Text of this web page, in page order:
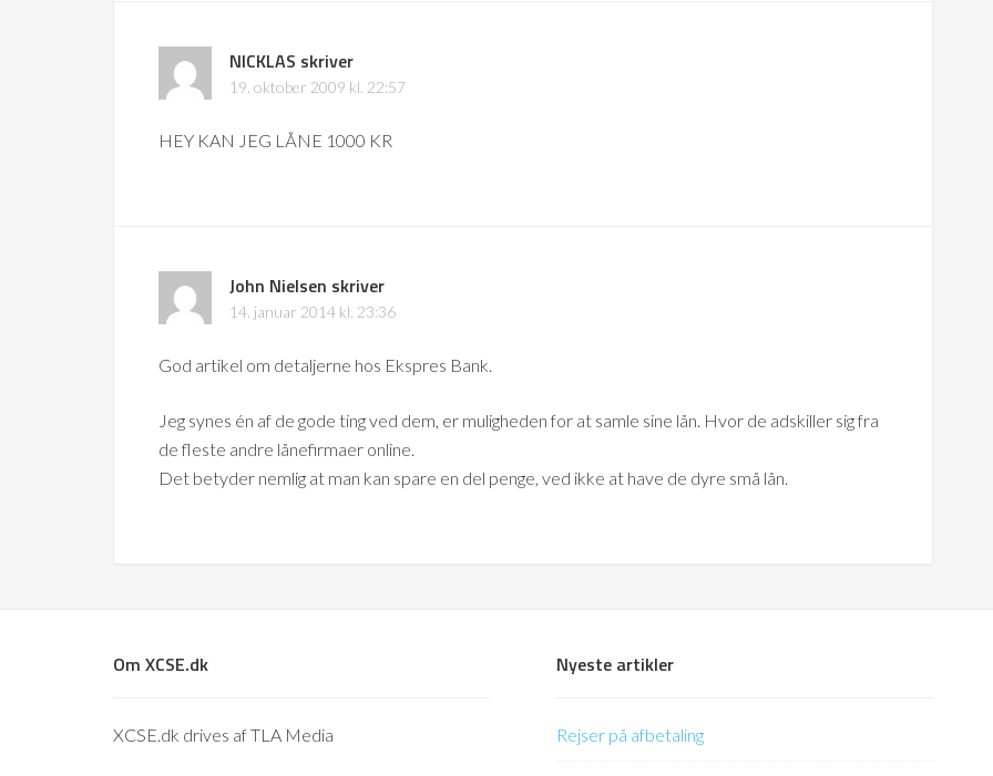
NICKLAS skriver
19. oktober 2009 kl. 22:57
HEY KAN JEG LÅNE 1000 KR
John Nielsen skriver
14. januar 2014 kl. 23:36
God artikel om detaljerne hos Ekspres Bank.
Jeg synes én af de gode ting ved dem, er muligheden for at samle sine lån. Hvor de adskiller sig fra
de fleste andre lånefirmaer online.
Det betyder nemlig at man kan spare en del penge, ved ikke at have de dyre små lån.
Om XCSE.dk
XCSE.dk drives af TLA Media
Nyeste artikler
Rejser på afbetaling